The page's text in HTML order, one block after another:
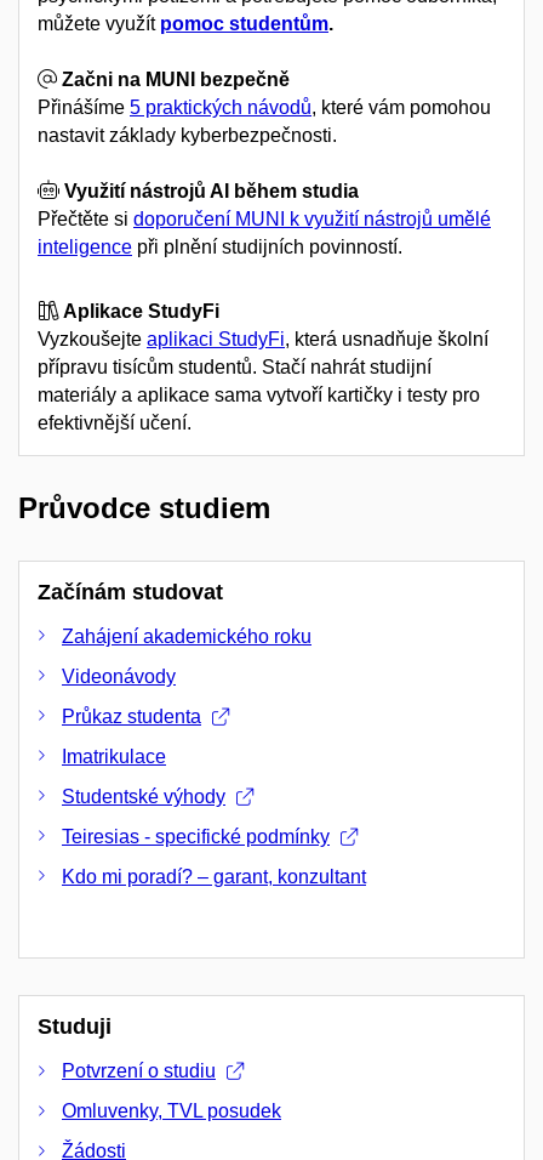
můžete využít pomoc studentům.
Začni na MUNI
bezpečně
Přinášíme 5 praktických návodů, které vám pomohou
nastavit základy kyberbezpečnosti.
Využití nástrojů AI během studia
Přečtěte si doporučení MUNI k využití nástrojů umělé
inteligence při plnění studijních povinností.
Aplikace StudyFi
Vyzkoušejte aplikaci StudyFi, která usnadňuje školní
přípravu tisícům studentů. Stačí nahrát studijní
materiály a aplikace sama vytvoří kartičky i testy pro
efektivnější učení.
Průvodce studiem
Začínám studovat
Zahájení akademického roku
Videonávody
Průkaz studenta
Imatrikulace
Studentské výhody
Teiresias - specifické podmínky
Kdo mi poradí? – garant, konzultant
Studuji
Potvrzení o studiu
Omluvenky, TVL posudek
Žádosti